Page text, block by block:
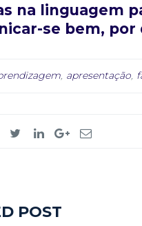
na linguagem
se bem, por
apresentação
POST